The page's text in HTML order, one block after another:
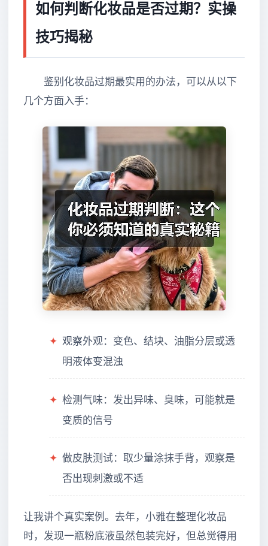
如何判断化妆品是否过期？实操
技巧揭秘
鉴别化妆品过期最实用的办法，可以从以下
几个方面入手：
✦ 观察外观：变色、结块、油脂分层或透
明液体变混浊
✦ 检测气味：发出异味、臭味，可能就是
变质的信号
✦ 做皮肤测试：取少量涂抹手背，观察是
否出现刺激或不适
让我讲个真实案例。去年，小雅在整理化妆品
时，发现一瓶粉底液虽然包装完好，但总觉得用